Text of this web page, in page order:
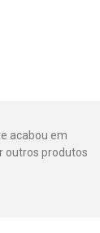
acabou em
outros produtos